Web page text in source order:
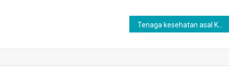
Tenaga kesehatan asal Kabupaten PALI meraih penghargaan Anugerah Inovator Sumsel 2024